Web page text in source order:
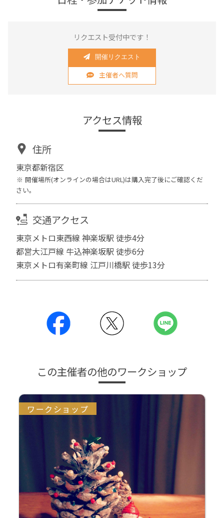
リクエスト受付中です！
開催リクエスト
主催者へ質問
アクセス情報
住所
東京都新宿区
開催場所(オンラインの場合はURL)は購入完了後にご確認くだ
さい。
交通アクセス
東京メトロ東西線 神楽坂駅 徒歩4分
都営大江戸線 牛込神楽坂駅 徒歩6分
東京メトロ有楽町線 江戸川橋駅 徒歩13分
この主催者の他のワークショップ
ワークショップ